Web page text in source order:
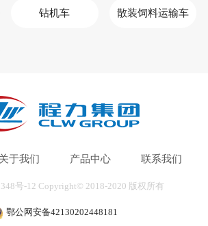
钻机车 散装饲料运输车
关于我们 产品中心 联系我们
号-12 Copyright© 2018-2020 版权所有
鄂公网安备42130202448181